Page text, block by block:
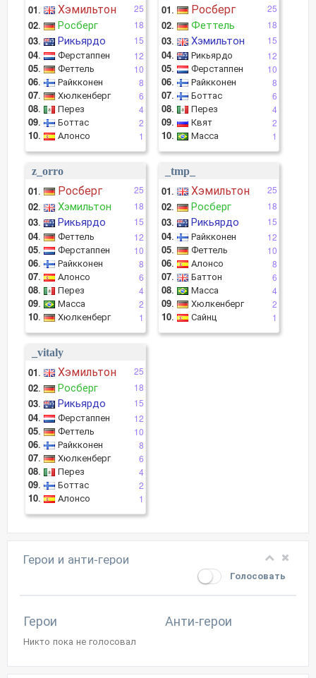
25
01. Хэмильтон
18
02. Росберг
15
03. Рикьярдо
12
04. Ферстаппен
10
05. Феттель
8
06. Райкконен
6
07. Хюлкенберг
4
08. Перез
2
09. Боттас
1
10. Алонсо
25
01. Росберг
18
02. Феттель
15
03. Хэмильтон
12
04. Рикьярдо
10
05. Ферстаппен
8
06. Райкконен
6
07. Боттас
4
08. Перез
2
09. Квят
1
10. Масса
z_orro
25
01. Росберг
18
02. Хэмильтон
15
03. Рикьярдо
12
04. Феттель
10
05. Ферстаппен
8
06. Райкконен
6
07. Алонсо
4
08. Перез
2
09. Масса
1
10. Хюлкенберг
_tmp_
25
01. Хэмильтон
18
02. Росберг
15
03. Рикьярдо
12
04. Райкконен
10
05. Феттель
8
06. Алонсо
6
07. Баттон
4
08. Масса
2
09. Хюлкенберг
1
10. Сайнц
_vitaly
25
01. Хэмильтон
18
02. Росберг
15
03. Рикьярдо
12
04. Ферстаппен
10
05. Феттель
8
06. Райкконен
6
07. Хюлкенберг
4
08. Перез
2
09. Боттас
1
10. Алонсо
Герои и анти-герои
Голосовать
Герои
Никто пока не голосовал
Анти-герои